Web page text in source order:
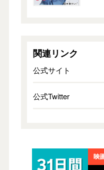
関連リンク
公式サイト
公式Twitter